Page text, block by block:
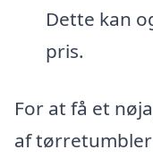
Dette kan
pris.
For at få et
af